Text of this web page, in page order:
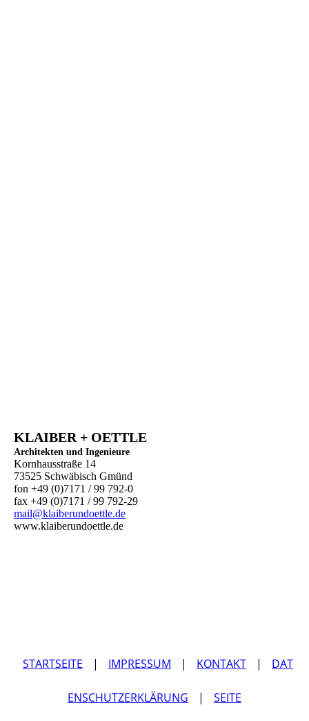
KLAIBER + OETTLE
Architekten und Ingenieure
Kornhausstraße 14
73525 Schwäbisch Gmünd
fon +49 (0)7171 / 99 792-0
fax +49 (0)7171 / 99 792-29
mail@klaiberundoettle.de
www.klaiberundoettle.de
STARTSEITE | IMPRESSUM | KONTAKT | DAT
ENSCHUTZERKLÄRUNG | SEITE